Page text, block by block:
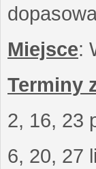
Miejsce:
Terminy
2, 16, 23
6, 20, 27